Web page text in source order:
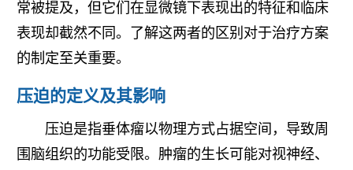
常被提及，但它们在显微镜下表现出的特征和临床
表现却截然不同。了解这两者的区别对于治疗方案
的制定至关重要。
压迫的定义及其影响
压迫是指垂体瘤以物理方式占据空间，导致周
围脑组织的功能受限。肿瘤的生长可能对视神经、